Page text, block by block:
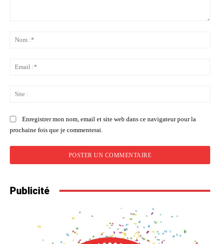
Enregistrer mon nom, email et site web dans ce navigateur pour la
prochaine fois que je commenterai.
Publicité